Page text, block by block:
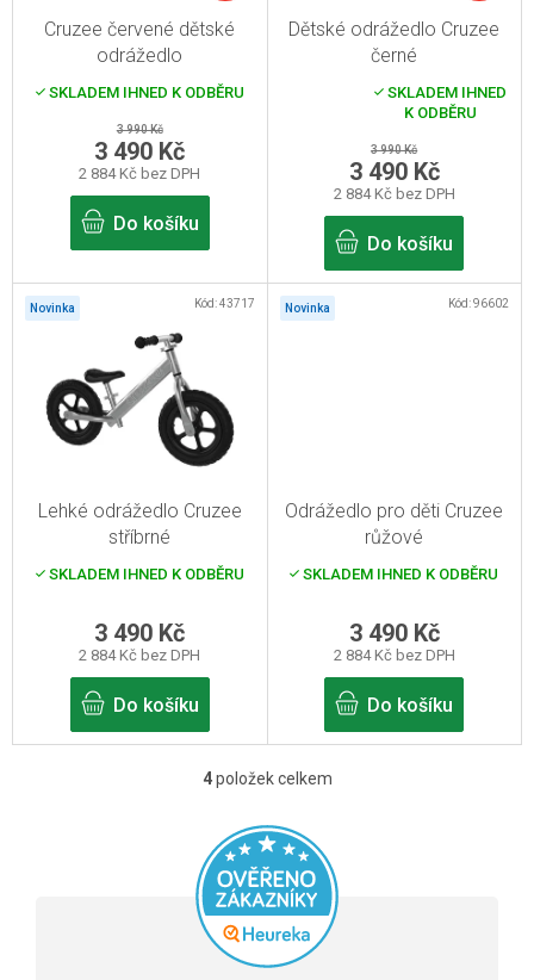
Cruzee červené dětské
odrážedlo
SKLADEM IHNED K ODBĚRU
3 990 Kč
2 884 Kč bez DPH
3 490 Kč
Do košíku
Dětské odrážedlo Cruzee
černé
hvězdiček.
SKLADEM IHNED
K ODBĚRU
3 990 Kč
2 884 Kč bez DPH
3 490 Kč
Do košíku
Novinka
Lehké odrážedlo Cruzee
stříbrné
SKLADEM IHNED K ODBĚRU
2 884 Kč bez DPH
3 490 Kč
Do košíku
Kód:43717 Novinka
Odrážedlo pro děti Cruzee
růžové
SKLADEM IHNED K ODBĚRU
2 884 Kč bez DPH
3 490 Kč
Do košíku
Kód:96602
O
v
l
á
d
a
4položek celkem